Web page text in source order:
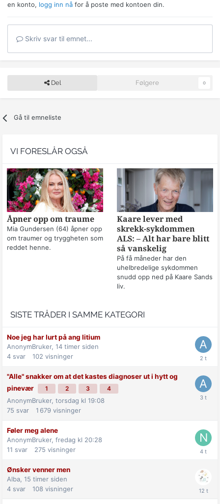
en konto, logg inn nå for å poste med kontoen din.
Skriv svar til emnet...
Del Følgere 0
Gå til emneliste
VI FORESLÅR OGSÅ
Åpner opp om traume
Mia Gundersen (64) åpner opp
om traumer og tryggheten som
reddet henne.
Kaare lever med
skrekk-sykdommen
ALS: – Alt har bare blitt
så vanskelig
På få måneder har den
uhelbredelige sykdommen
snudd opp ned på Kaare Sands
liv.
SISTE TRÅDER I SAMME KATEGORI
Noe jeg har lurt på ang litium
AnonymBruker, 14 timer siden
4 svar 102 visninger
"Alle" snakker om at det kastes diagnoser ut i hytt og
pinevær
1 2 3 4
AnonymBruker, torsdag kl 19:08
75 svar 1 679 visninger
Føler meg alene
AnonymBruker, fredag kl 20:28
11 svar 275 visninger
Ønsker venner men
Alba, 15 timer siden
4 svar 108 visninger